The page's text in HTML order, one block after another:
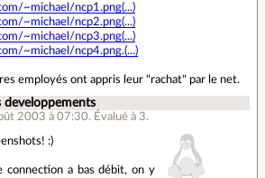
~michael/ncp1.png(...)
~michael/ncp2.png(...)
~michael/ncp3.png(...)
~michael/ncp4.png.(...)
employés ont appris leur "rachat" par le net.
developpements
2003 à 07:30. Évalué à 3.
:)
connection a bas débit, on y